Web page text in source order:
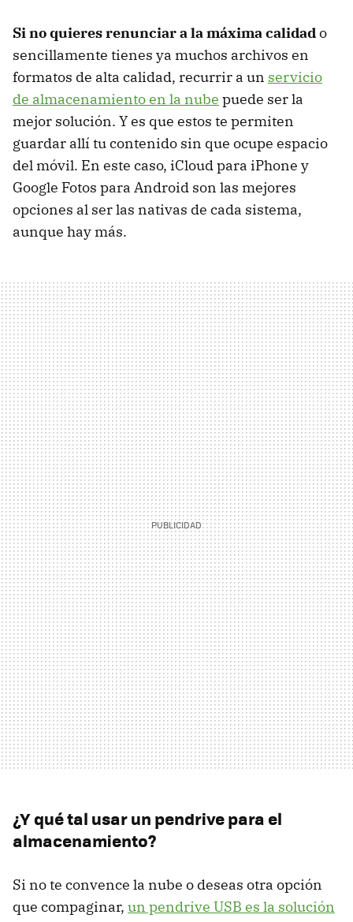
Si no quieres renunciar a la máxima calidado
sencillamente tienes ya muchos archivos en
formatos de alta calidad, recurrir a un servicio
de almacenamiento en la nube puede ser la
mejor solución. Y es que estos te permiten
guardar allí tu contenido sin que ocupe espacio
del móvil. En este caso, iCloud para iPhone y
Google Fotos para Android son las mejores
opciones al ser las nativas de cada sistema,
aunque hay más.
¿Y qué tal usar un pendrive para el
almacenamiento?
Si no te convence la nube o deseas otra opción
que compaginar, un pendrive USB es la solución